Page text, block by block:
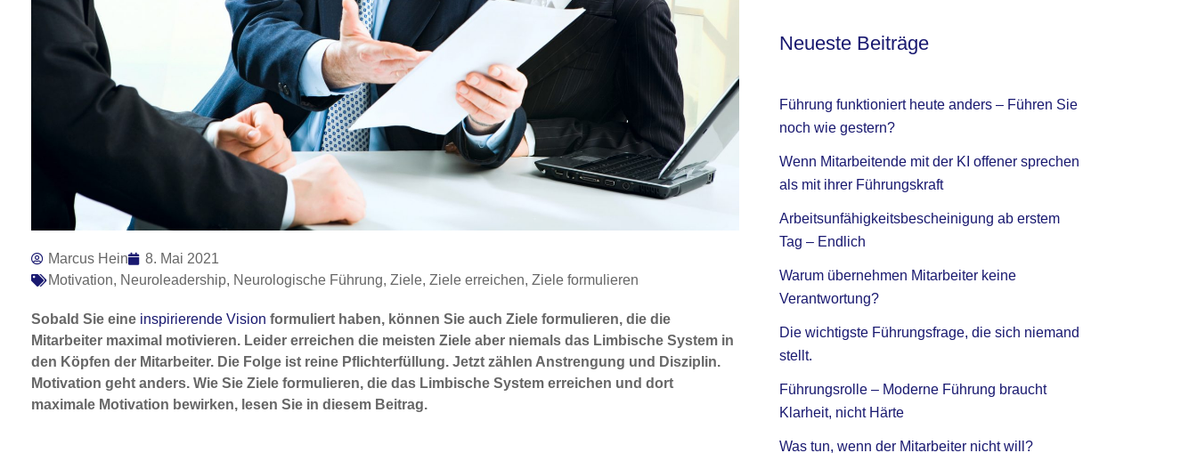
Marcus Hein
8. Mai 2021
Motivation, Neuroleadership, Neurologische Führung, Ziele, Ziele erreichen, Ziele formulieren
Sobald Sie eine inspirierende Vision formuliert haben, können Sie auch Ziele formulieren, die die
Mitarbeiter maximal motivieren. Leider erreichen die meisten Ziele aber niemals das Limbische System in
den Köpfen der Mitarbeiter. Die Folge ist reine Pflichterfüllung. Jetzt zählen Anstrengung und Disziplin.
Motivation geht anders. Wie Sie Ziele formulieren, die das Limbische System erreichen und dort
maximale Motivation bewirken, lesen Sie in diesem Beitrag.
Neueste Beiträge
Führung funktioniert heute anders – Führen Sie
noch wie gestern?
Wenn Mitarbeitende mit der KI offener sprechen
als mit ihrer Führungskraft
Arbeitsunfähigkeitsbescheinigung ab erstem
Tag – Endlich
Warum übernehmen Mitarbeiter keine
Verantwortung?
Die wichtigste Führungsfrage, die sich niemand
stellt.
Führungsrolle – Moderne Führung braucht
Klarheit, nicht Härte
Was tun, wenn der Mitarbeiter nicht will?